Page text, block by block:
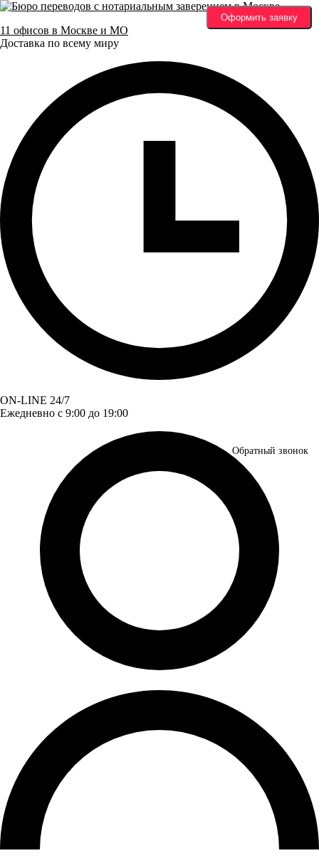
11 офисов в Москве и МО
Доставка по всему миру
ON-LINE 24/7
Ежедневно с 9:00 до 19:00
Оформить заявку
Обратный звонок